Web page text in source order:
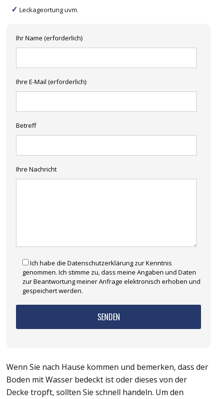
Leckageortung uvm.
Ihr Name (erforderlich)
Ihre E-Mail (erforderlich)
Betreff
Ihre Nachricht
Ich habe die Datenschutzerklärung zur Kenntnis
genommen. Ich stimme zu, dass meine Angaben und Daten
zur Beantwortung meiner Anfrage elektronisch erhoben und
gespeichert werden.
Wenn Sie nach Hause kommen und bemerken, dass der
Boden mit Wasser bedeckt ist oder dieses von der
Decke tropft, sollten Sie schnell handeln. Um den